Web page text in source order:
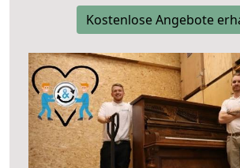
Kostenlose Angebote